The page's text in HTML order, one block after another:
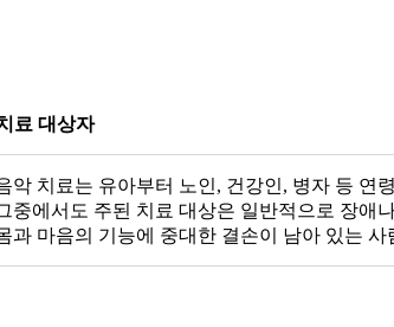
료 대상자
악 치료는 유아부터 노인, 건강인, 병자 등 연
중에서도 주된 치료 대상은 일반적으로 장애
과 마음의 기능에 중대한 결손이 남아 있는 사